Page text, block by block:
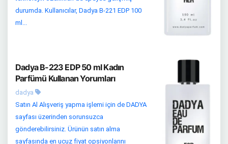
durumda. Kullanıcılar, Dadya B-221 EDP 100
ml...
Dadya B-223 EDP 50 ml Kadın
Parfümü Kullanan Yorumları
dadya
Satın Al Alışveriş yapma işlemi için de DADYA
sayfası üzerinden sorunsuzca
gönderebilirsiniz. Ürünün satın alma
sayfasında en ucuz fiyat opsiyonlarını